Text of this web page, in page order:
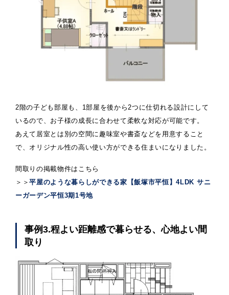
2階の子ども部屋も、1部屋を後から2つに仕切れる設計にして
いるので、お子様の成長に合わせて柔軟な対応が可能です。
あえて居室とは別の空間に趣味室や書斎などを用意すること
で、オリジナル性の高い使い方ができる住まいになりました。
間取りの掲載物件はこちら
＞＞平屋のような暮らしができる家【飯塚市平恒】4LDK サニ
ーガーデン平恒3期1号地
事例3.程よい距離感で暮らせる、心地よい間
取り